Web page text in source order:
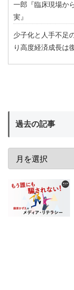
一郎『臨床現場か
実』
少子化と人手不足
り高度経済成長は
過去の記事